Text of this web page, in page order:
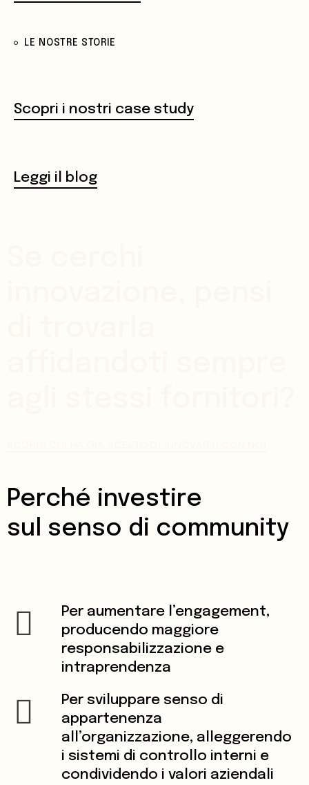
LE NOSTRE STORIE
Scopri i nostri case study
Leggi il blog
Perché investire
sul senso di community
Per aumentare l’engagement,
producendo maggiore
responsabilizzazione e
intraprendenza
Per sviluppare senso di
appartenenza
all’organizzazione, alleggerendo
i sistemi di controllo interni e
condividendo i valori aziendali